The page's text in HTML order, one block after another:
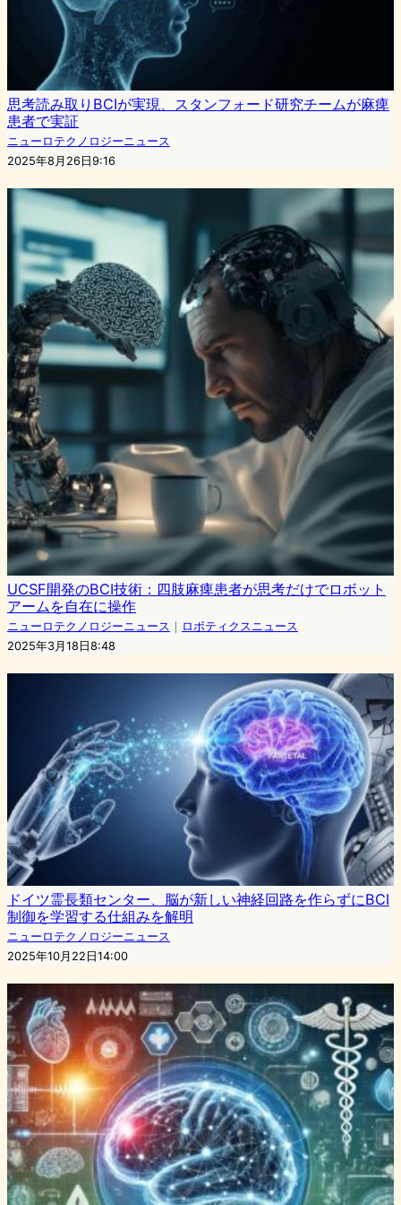
思考読み取りBCIが実現、スタンフォード研究チームが麻痺
患者で実証
ニューロテクノロジーニュース
2025年8月26日9:16
UCSF開発のBCI技術：四肢麻痺患者が思考だけでロボット
アームを自在に操作
ニューロテクノロジーニュース ｜ ロボティクスニュース
2025年3月18日8:48
ドイツ霊長類センター、脳が新しい神経回路を作らずにBCI
制御を学習する仕組みを解明
ニューロテクノロジーニュース
2025年10月22日14:00